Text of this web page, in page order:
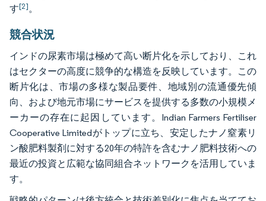
す[2]。
競合状況
インドの尿素市場は極めて高い断片化を示しており、これ
はセクターの高度に競争的な構造を反映しています。この
断片化は、市場の多様な製品要件、地域別の流通優先傾
向、および地元市場にサービスを提供する多数の小規模メ
ーカーの存在に起因しています。Indian Farmers Fertiliser
Cooperative Limitedがトップに立ち、安定したナノ窒素リ
ン酸肥料製剤に対する20年の特許を含むナノ肥料技術への
最近の投資と広範な協同組合ネットワークを活用していま
す。